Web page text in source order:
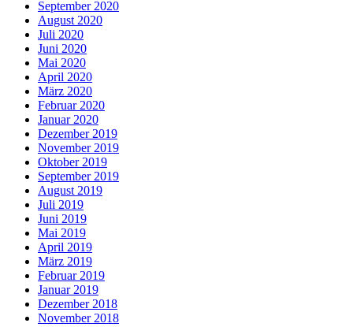
September 2020
August 2020
Juli 2020
Juni 2020
Mai 2020
April 2020
März 2020
Februar 2020
Januar 2020
Dezember 2019
November 2019
Oktober 2019
September 2019
August 2019
Juli 2019
Juni 2019
Mai 2019
April 2019
März 2019
Februar 2019
Januar 2019
Dezember 2018
November 2018